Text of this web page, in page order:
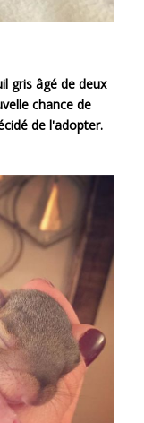
gris âgé de deux
chance de
de l'adopter.